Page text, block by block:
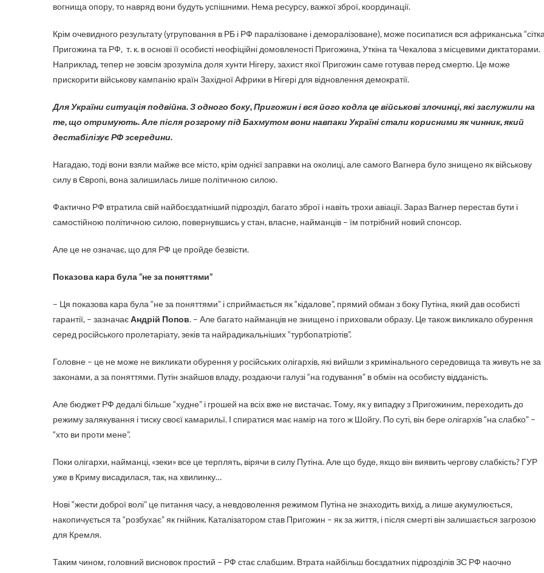
вогнища опору, то навряд вони будуть успішними. Нема ресурсу, важкої зброї, координації.
Крім очевидного результату (угруповання в РБ і РФ паралізоване і деморалізоване), може посипатися вся африканська
Пригожина та РФ, т. к. в основі її особисті неофіційні домовленості Пригожина, Уткіна та Чекалова з місцевими диктаторами.
Наприклад, тепер не зовсім зрозуміла доля хунти Нігеру, захист якої Пригожин саме готував перед смертю. Це може
прискорити військову кампанію країн Західної Африки в Нігері для відновлення демократії.
Для України ситуація подвійна. З одного боку, Пригожин і вся його кодла це військові злочинці, які заслужили на
те, що отримують. Але після розгрому під Бахмутом вони навпаки Україні стали корисними як чинник, який
дестабілізує РФ зсередини.
Нагадаю, тоді вони взяли майже все місто, крім однієї заправки на околиці, але самого Вагнера було знищено як військову
силу в Європі, вона залишилась лише політичною силою.
Фактично РФ втратила свій найбоєздатніший підрозділ, багато зброї і навіть трохи авіації. Зараз Вагнер перестав бути і
самостійною політичною силою, повернувшись у стан, власне, найманців – їм потрібний новий спонсор.
Але це не означає, що для РФ це пройде безвісти.
Показова кара була “не за поняттями”
– Ця показова кара була “не за поняттями” і сприймається як “кідалове”, прямий обман з боку Путіна, який дав особисті
гарантії, – зазначаєАндрій Попов. – Але багато найманців не знищено і приховали образу. Це також викликало обурення
серед російського пролетаріату, зеків та найрадикальніших “турбопатріотів”.
Головне – це не може не викликати обурення у російських олігархів, які вийшли з кримінального середовища та живуть не за
законами, а за поняттями. Путін знайшов владу, роздаючи галузі “на годування” в обмін на особисту відданість.
Але бюджет РФ дедалі більше “худне” і грошей на всіх вже не вистачає. Тому, як у випадку з Пригожиним, переходить до
режиму залякування і тиску своєї камарильї. І спиратися має намір на того ж Шойгу. По суті, він бере олігархів “на слабко” –
“хто ви проти мене”.
Поки олігархи, найманці, «зеки» все це терплять, вірячи в силу Путіна. Але що буде, якщо він виявить чергову слабкість? ГУР
уже в Криму висадилася, так, на хвилинку…
Нові “жести доброї волі” це питання часу, а невдоволення режимом Путіна не знаходить вихід, а лише акумулюється,
накопичується та “розбухає” як гнійник. Каталізатором став Пригожин – як за життя, і після смерті він залишається загрозою
для Кремля.
Таким чином, головний висновок простий – РФ стає слабшим. Втрата найбільш боєздатних підрозділів ЗС РФ наочно